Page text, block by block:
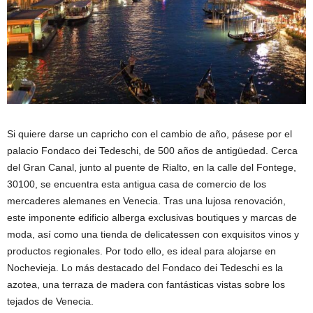
Si quiere darse un capricho con el cambio de año, pásese por el
palacio Fondaco dei Tedeschi, de 500 años de antigüedad. Cerca
del Gran Canal, junto al puente de Rialto, en la calle del Fontege,
30100, se encuentra esta antigua casa de comercio de los
mercaderes alemanes en Venecia. Tras una lujosa renovación,
este imponente edificio alberga exclusivas boutiques y marcas de
moda, así como una tienda de delicatessen con exquisitos vinos y
productos regionales. Por todo ello, es ideal para alojarse en
Nochevieja. Lo más destacado del Fondaco dei Tedeschi es la
azotea, una terraza de madera con fantásticas vistas sobre los
tejados de Venecia.